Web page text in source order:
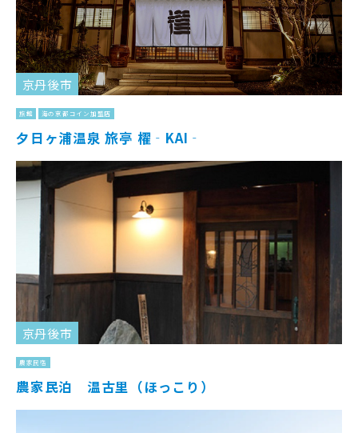
京丹後市
旅館 海の京都コイン加盟店
夕日ヶ浦温泉 旅亭 櫂‐KAI‐
京丹後市
農家民宿
農家民泊 温古里（ほっこり）